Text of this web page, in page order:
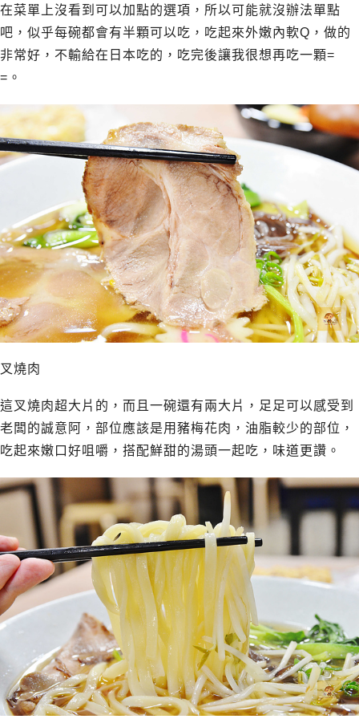
在菜單上沒看到可以加點的選項，所以可能就沒辦法單點
吧，似乎每碗都會有半顆可以吃，吃起來外嫩內軟Q，做的
非常好，不輸給在日本吃的，吃完後讓我很想再吃一顆=
=。
叉燒肉
這叉燒肉超大片的，而且一碗還有兩大片，足足可以感受到
老闆的誠意阿，部位應該是用豬梅花肉，油脂較少的部位，
吃起來嫩口好咀嚼，搭配鮮甜的湯頭一起吃，味道更讚。